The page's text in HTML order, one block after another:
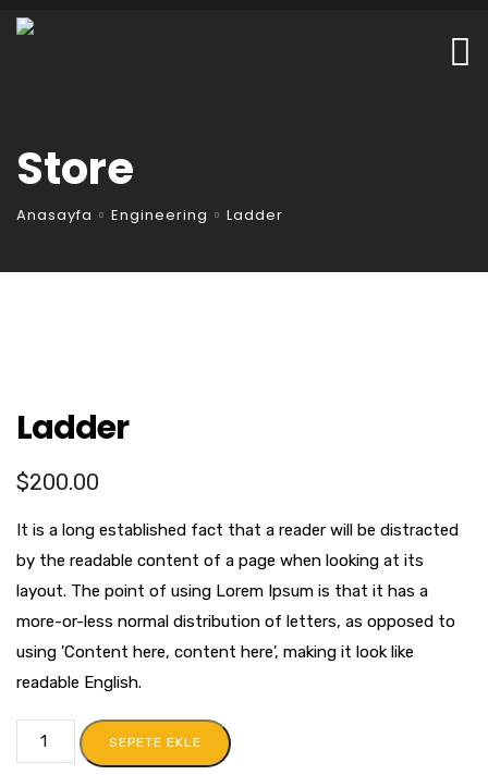
Store
Anasayfa Engineering Ladder
Ladder
$200.00
It is a long established fact that a reader will be distracted
by the readable content of a page when looking at its
layout. The point of using Lorem Ipsum is that it has a
more-or-less normal distribution of letters, as opposed to
using 'Content here, content here', making it look like
readable English.
SEPETE EKLE